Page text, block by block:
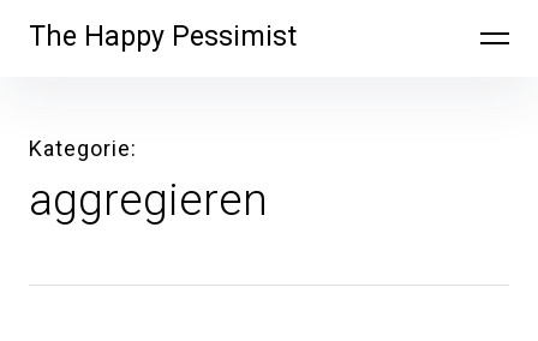
überspringen
The Happy Pessimist
Kategorie
aggregieren